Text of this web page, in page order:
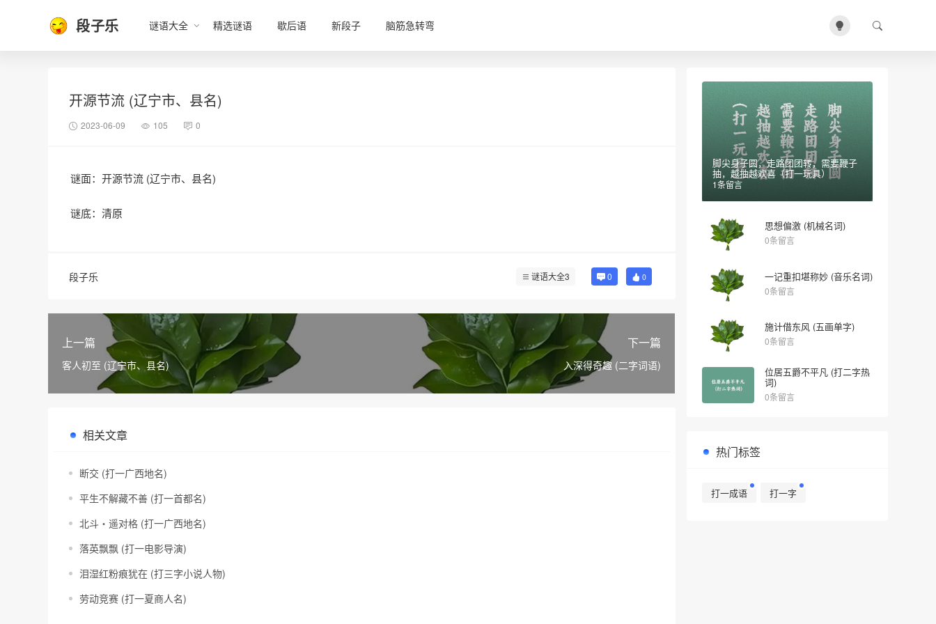
段子乐 谜语大全 精选谜语 歇后语 新段子 脑筋急转弯
开源节流 (辽宁市、县名)
2023-06-09 105 0
谜面：开源节流 (辽宁市、县名)
谜底：清原
段子乐 谜语大全3 0 0
上一篇
客人初至 (辽宁市、县名)
下一篇
入深得奇趣 (二字词语)
相关文章
断交 (打一广西地名)
平生不解藏不善 (打一首都名)
北斗・遥对格 (打一广西地名)
落英飘飘 (打一电影导演)
泪湿红粉痕犹在 (打三字小说人物)
劳动竞赛 (打一夏商人名)
脚尖身子圆，走路团团转，需要鞭子
抽，越抽越欢喜（打一玩具）
1条留言
思想偏激 (机械名词)
0条留言
一记重扣堪称妙 (音乐名词)
0条留言
施计借东风 (五画单字)
0条留言
位居五爵不平凡 (打二字热
词)
0条留言
热门标签
打一成语 打一字